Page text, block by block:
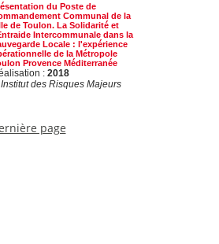
du Poste de
Communal de la
de Toulon. La Solidarité et
Intercommunale dans la
Locale : l'expérience
de la Métropole
Provence Méditerranée
: 2018
des Risques Majeurs
page